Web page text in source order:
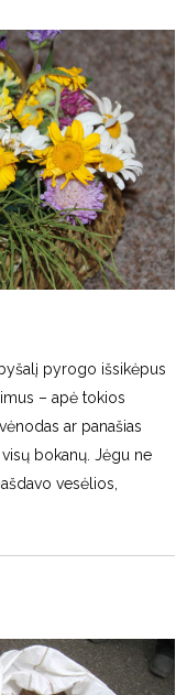
pyrogo išsikėpus
– apė tokios
ar panašias
bokanų. Jėgu ne
vesėlios,